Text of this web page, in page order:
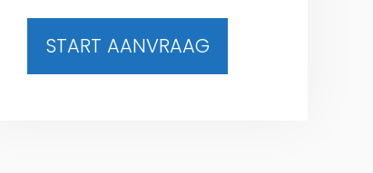
START AANVRAAG